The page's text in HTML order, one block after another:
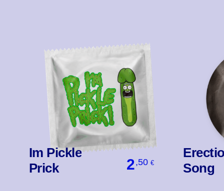
Im Pickle
Prick
2,50€
Song